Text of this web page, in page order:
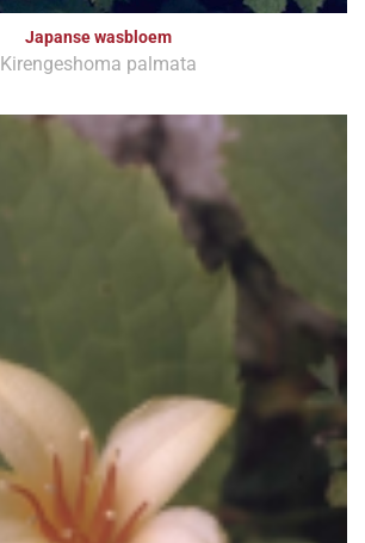
Japanse wasbloem
Kirengeshoma palmata